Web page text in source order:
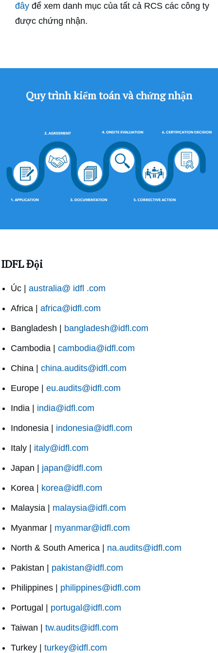
đây để xem danh mục của tất cả RCS các công ty
được chứng nhận.
Quy trình kiểm toán và chứng nhận
IDFL Đội
Úc | australia@ idfl .com
Africa | africa@idfl.com
Bangladesh | bangladesh@idfl.com
Cambodia | cambodia@idfl.com
China | china.audits@idfl.com
Europe | eu.audits@idfl.com
India | india@idfl.com
Indonesia | indonesia@idfl.com
Italy | italy@idfl.com
Japan | japan@idfl.com
Korea | korea@idfl.com
Malaysia | malaysia@idfl.com
Myanmar | myanmar@idfl.com
North & South America | na.audits@idfl.com
Pakistan | pakistan@idfl.com
Philippines | philippines@idfl.com
Portugal | portugal@idfl.com
Taiwan | tw.audits@idfl.com
Turkey | turkey@idfl.com